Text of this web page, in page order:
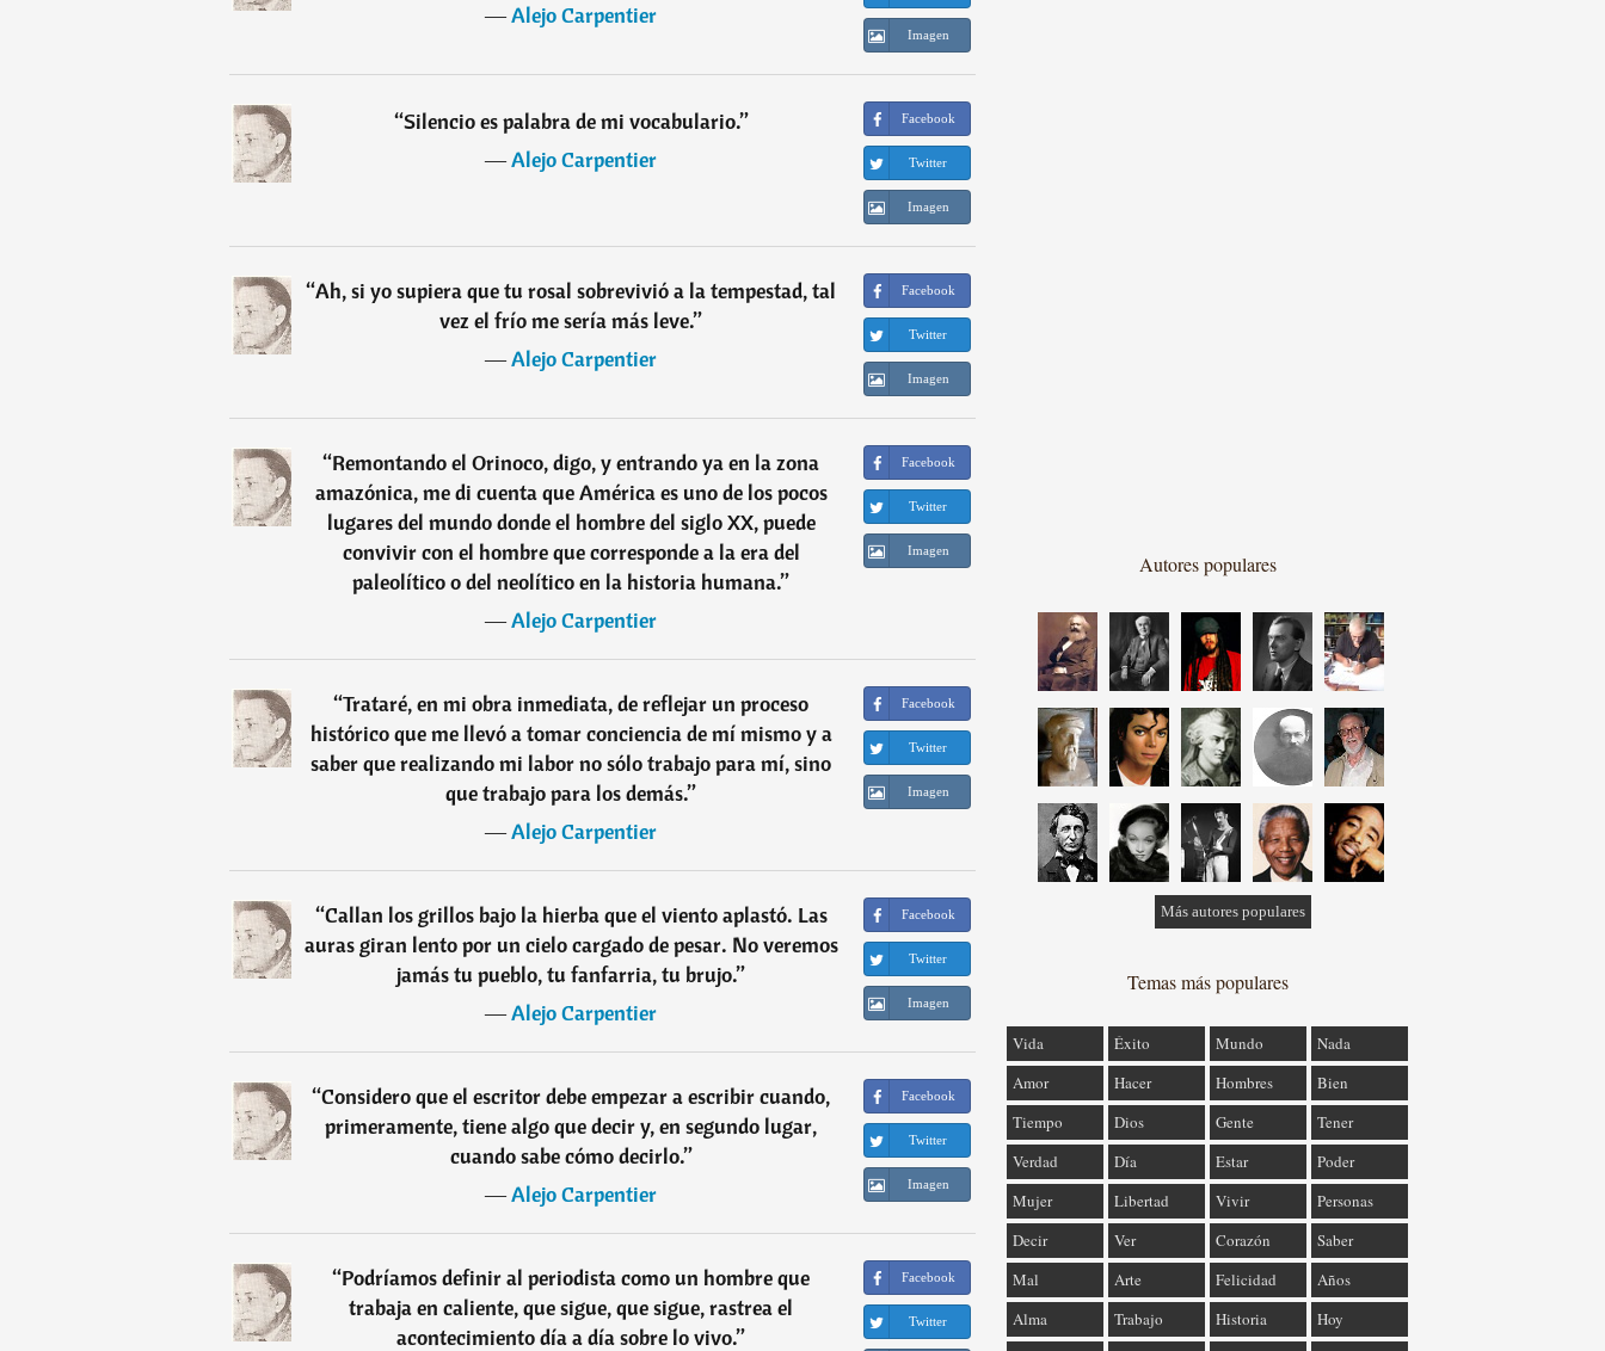
―Alejo Carpentier
Imagen
“Silencio es palabra de mi vocabulario.”
―Alejo Carpentier
Facebook
Twitter
Imagen
“Ah, si yo supiera que tu rosal sobrevivió a la tempestad, tal
vez el frío me sería más leve.”
―Alejo Carpentier
Facebook
Twitter
Imagen
“Remontando el Orinoco, digo, y entrando ya en la zona
amazónica, me di cuenta que América es uno de los pocos
lugares del mundo donde el hombre del siglo XX, puede
convivir con el hombre que corresponde a la era del
paleolítico o del neolítico en la historia humana.”
―Alejo Carpentier
Facebook
Twitter
Imagen
“Trataré, en mi obra inmediata, de reflejar un proceso
histórico que me llevó a tomar conciencia de mí mismo y a
saber que realizando mi labor no sólo trabajo para mí, sino
que trabajo para los demás.”
―Alejo Carpentier
Facebook
Twitter
Imagen
“Callan los grillos bajo la hierba que el viento aplastó. Las
auras giran lento por un cielo cargado de pesar. No veremos
jamás tu pueblo, tu fanfarria, tu brujo.”
―Alejo Carpentier
Facebook
Twitter
Imagen
“Considero que el escritor debe empezar a escribir cuando,
primeramente, tiene algo que decir y, en segundo lugar,
cuando sabe cómo decirlo.”
―Alejo Carpentier
Facebook
Twitter
Imagen
“Podríamos definir al periodista como un hombre que
trabaja en caliente, que sigue, que sigue, rastrea el
acontecimiento día a día sobre lo vivo.”
Facebook
Twitter
Autores populares
Más autores populares
Temas más populares
Vida Éxito Mundo
Nada
Amor
Hacer Hombres
Bien
Tiempo
Dios Gente
Tener
Verdad
Día Estar
Poder
Mujer
Libertad Vivir
Personas
Decir
Ver Corazón
Saber
Mal
Arte Felicidad
Años
Alma
Trabajo Historia
Hoy